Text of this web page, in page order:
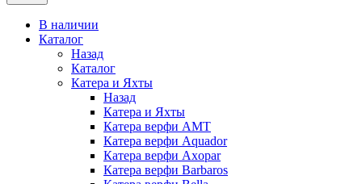
В наличии
Каталог
Назад
Каталог
Катера и Яхты
Назад
Катера и Яхты
Катера верфи AMT
Катера верфи Aquador
Катера верфи Axopar
Катера верфи Barbaros